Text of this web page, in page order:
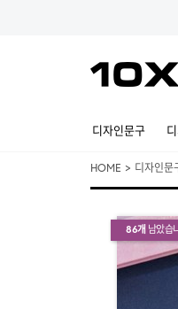
디자인문구
HOME > 디자인문
86개 남았습